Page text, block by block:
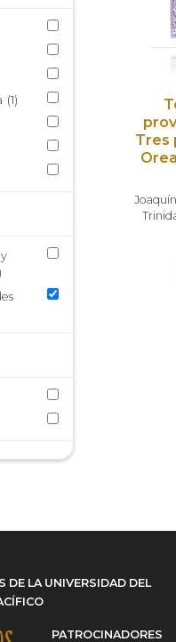
(1)
Tres
DE LA UNIVERSIDAD DEL
PATROCINADORES